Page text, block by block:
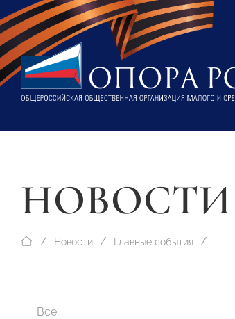
НОВОСТИ
Новости Главные события
Все